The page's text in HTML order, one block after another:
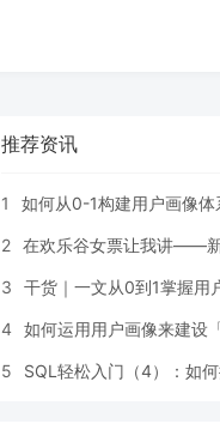
推荐资讯
1 如何从0-1构建用户画像体
2 在欢乐谷女票让我讲——
3 干货｜一文从0到1掌握用
4 如何运用用户画像来建设
5 SQL轻松入门（4）：如